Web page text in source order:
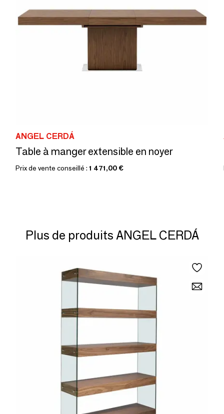
ANGEL CERDÁ
Table à manger extensible en noyer
Prix de vente conseillé : 1 471,00 €
Plus de produits ANGEL CERDÁ